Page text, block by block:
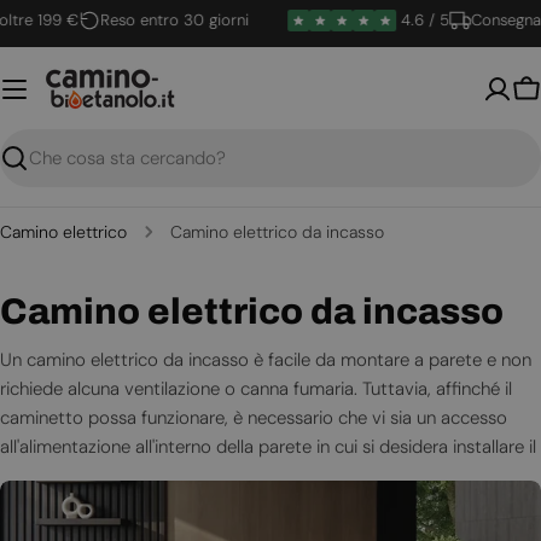
Vai
al
contenuto
199 € Reso entro 30 giorni 4.6 / 5 Consegna
Ricerca
Camino elettrico Camino elettrico da incasso
C
o
l
l
e
Camino elettrico da incasso
Un camino elettrico da incasso è facile da montare a parete e non
richiede alcuna ventilazione o canna fumaria. Tuttavia, affinché il
caminetto possa funzionare, è necessario che vi sia un accesso
all'alimentazione all'interno della parete in cui si desidera installare il
caminetto elettrico.
Con questi caminetti non si avranno problemi di fumo e di fatica